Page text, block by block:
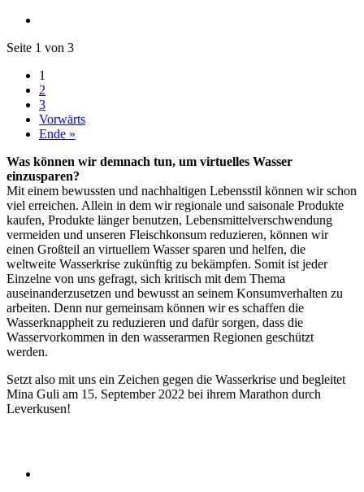
Seite 1 von 3
1
2
3
Vorwärts
Ende »
Was können wir demnach tun, um virtuelles Wasser
einzusparen?
Mit einem bewussten und nachhaltigen Lebensstil können wir schon
viel erreichen. Allein in dem wir regionale und saisonale Produkte
kaufen, Produkte länger benutzen, Lebensmittelverschwendung
vermeiden und unseren Fleischkonsum reduzieren, können wir
einen Großteil an virtuellem Wasser sparen und helfen, die
weltweite Wasserkrise zukünftig zu bekämpfen. Somit ist jeder
Einzelne von uns gefragt, sich kritisch mit dem Thema
auseinanderzusetzen und bewusst an seinem Konsumverhalten zu
arbeiten. Denn nur gemeinsam können wir es schaffen die
Wasserknappheit zu reduzieren und dafür sorgen, dass die
Wasservorkommen in den wasserarmen Regionen geschützt
werden.
Setzt also mit uns ein Zeichen gegen die Wasserkrise und begleitet
Mina Guli am 15. September 2022 bei ihrem Marathon durch
Leverkusen!